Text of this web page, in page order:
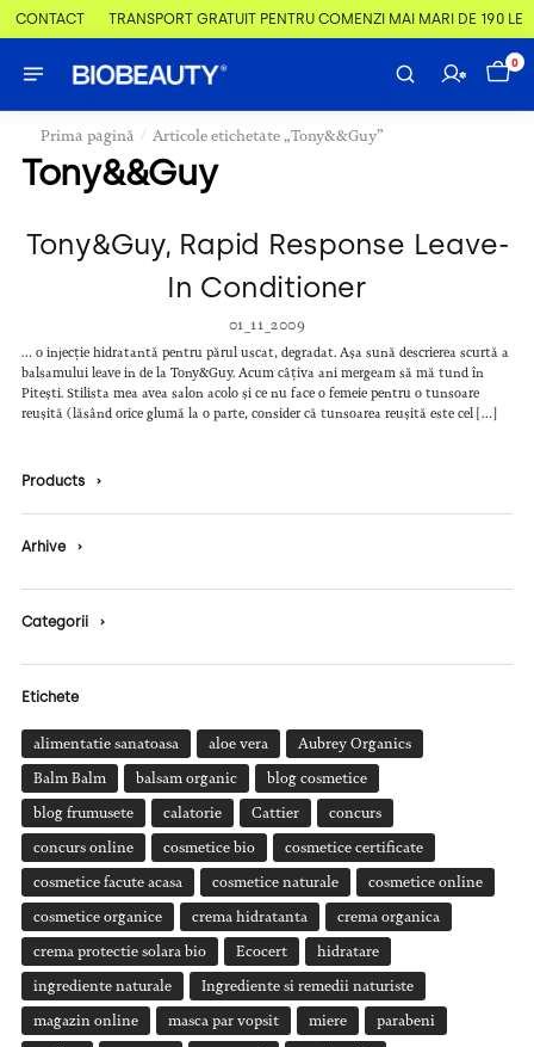
CONTACT TRANSPORT GRATUIT PENTRU COMENZI MAI MARI DE 190 LEI
0
Prima pagină / Articole etichetate „Tony&&Guy”
Tony&&Guy
Tony&Guy, Rapid Response Leave-
In Conditioner
01_11_2009
… o injecție hidratantă pentru părul uscat, degradat. Așa sună descrierea scurtă a
balsamului leave in de la Tony&Guy. Acum câțiva ani mergeam să mă tund în
Pitești. Stilista mea avea salon acolo și ce nu face o femeie pentru o tunsoare
reușită (lăsând orice glumă la o parte, consider că tunsoarea reușită este cel […]
Products ›
Arhive ›
Categorii ›
Etichete
alimentatie sanatoasa aloe vera Aubrey Organics
Balm Balm balsam organic blog cosmetice
blog frumusete calatorie Cattier concurs
concurs online cosmetice bio cosmetice certificate
cosmetice facute acasa cosmetice naturale cosmetice online
cosmetice organice crema hidratanta crema organica
crema protectie solara bio Ecocert hidratare
ingrediente naturale Ingrediente si remedii naturiste
magazin online masca par vopsit miere parabeni